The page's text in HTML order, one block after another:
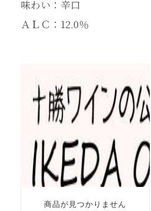
味わい：辛口
ＡＬＣ：12.0％